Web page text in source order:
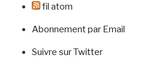
fil atom
Abonnement par Email
Suivre sur Twitter